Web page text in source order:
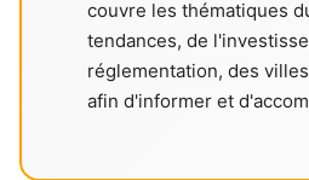
couvre les thématiques
tendances, de
réglementation, des
afin d'informer et